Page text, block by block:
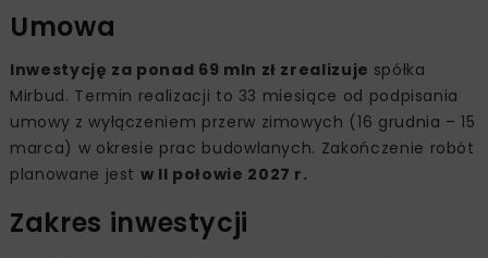
Umowa
Inwestycję za ponad 69 mln zł zrealizuje spółka
Mirbud. Termin realizacji to 33 miesiące od podpisania
umowy z wyłączeniem przerw zimowych (16 grudnia – 15
marca) w okresie prac budowlanych. Zakończenie robót
planowane jest w II połowie 2027 r.
Zakres inwestycji